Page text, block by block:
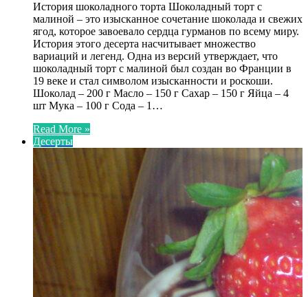
История шоколадного торта Шоколадный торт с
малиной – это изысканное сочетание шоколада и свежих
ягод, которое завоевало сердца гурманов по всему миру.
История этого десерта насчитывает множество
вариаций и легенд. Одна из версий утверждает, что
шоколадный торт с малиной был создан во Франции в
19 веке и стал символом изысканности и роскоши.
Шоколад – 200 г Масло – 150 г Сахар – 150 г Яйца – 4
шт Мука – 100 г Сода – 1…
Read More »
Десерты